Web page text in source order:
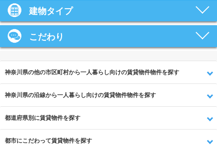
建物タイプ
こだわり
神奈川県の他の市区町村から一人暮らし向けの賃貸物件物件を探す
神奈川県の沿線から一人暮らし向けの賃貸物件物件を探す
都道府県別に賃貸物件を探す
都市にこだわって賃貸物件を探す